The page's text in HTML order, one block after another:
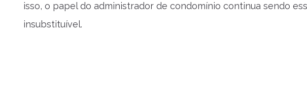
isso, o papel do administrador de condomínio continua sendo
insubstituível.